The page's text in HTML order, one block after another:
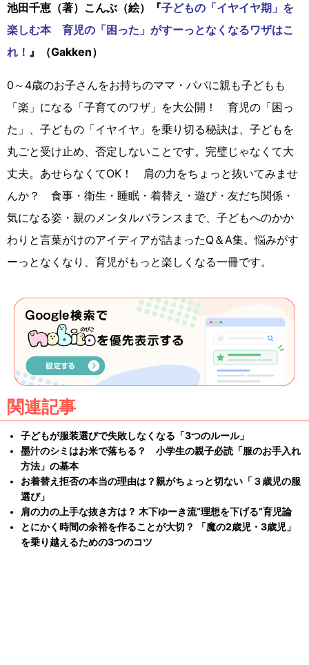
池田千恵（著）こんぶ（絵）『子どもの「イヤイヤ期」を
楽しむ本 育児の「困った」がすーっとなくなるワザはこ
れ！ 』（Gakken）
0～4歳のお子さんをお持ちのママ・パパに親も子どもも
「楽」になる「子育てのワザ」を大公開！ 育児の「困っ
た」、子どもの「イヤイヤ」を乗り切る秘訣は、子どもを
丸ごと受け止め、否定しないことです。完璧じゃなくて大
丈夫。あせらなくてOK！ 肩の力をちょっと抜いてみませ
んか？ 食事・衛生・睡眠・着替え・遊び・友だち関係・
気になる姿・親のメンタルバランスまで、子どもへのかか
わりと言葉がけのアイディアが詰まったQ＆A集。悩みがす
ーっとなくなり、育児がもっと楽しくなる一冊です。
関連記事
子どもが服装選びで失敗しなくなる「3つのルール」
墨汁のシミはお米で落ちる？ 小学生の親子必読「服のお手入れ
方法」の基本
お着替え拒否の本当の理由は？親がちょっと切ない「３歳児の服
選び」
肩の力の上手な抜き方は？ 木下ゆーき流“理想を下げる”育児論
とにかく時間の余裕を作ることが大切？ 「魔の2歳児・3歳児」
を乗り越えるための3つのコツ